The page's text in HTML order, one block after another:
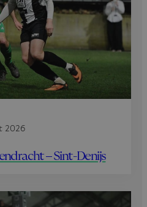
2026
– Sint-Denijs